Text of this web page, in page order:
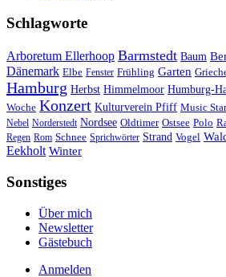
Schlagworte
Arboretum Ellerhoop Barmstedt Baum
Dänemark Elbe Fenster Frühling Garten
Hamburg Herbst Himmelmoor Humburg-
Woche Konzert Kulturverein Pfiff Music Star
Nebel Norderstedt Nordsee Oldtimer Ostsee Polo
Regen Rom Schnee Sprichwörter Strand Vogel
Eekholt Winter
Sonstiges
Über mich
Newsletter
Gästebuch
Anmelden